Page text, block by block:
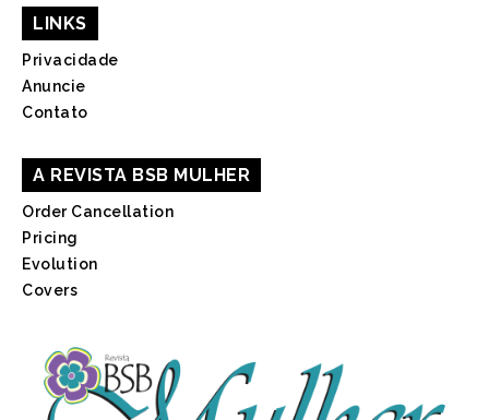
LINKS
Privacidade
Anuncie
Contato
A REVISTA BSB MULHER
Order Cancellation
Pricing
Evolution
Covers